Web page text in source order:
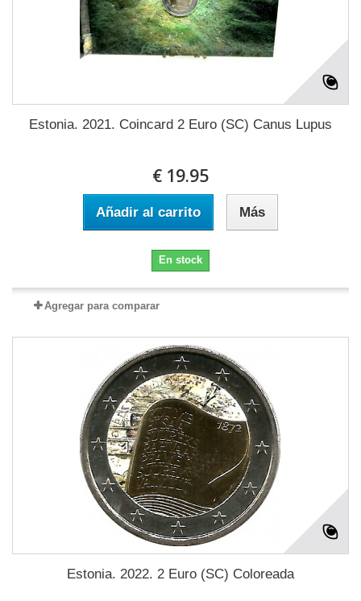
Estonia. 2021. Coincard 2 Euro (SC) Canus Lupus
€ 19.95
Añadir al carrito Más
En stock
Agregar para comparar
Estonia. 2022. 2 Euro (SC) Coloreada